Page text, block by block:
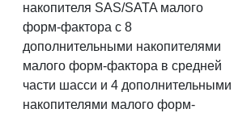
накопителя SAS/SATA малого
форм-фактора с 8
дополнительными накопителями
малого форм-фактора в средней
части шасси и 4 дополнительными
накопителями малого форм-